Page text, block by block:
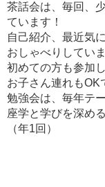
茶話会は、毎回、
ています！
自己紹介、最近気
おしゃべりしてい
初めての方も参加
お子さん連れもOK
勉強会は、毎年テ
座学と学びを深め
（年1回）